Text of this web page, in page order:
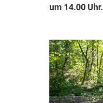
um 14.00 Uhr.